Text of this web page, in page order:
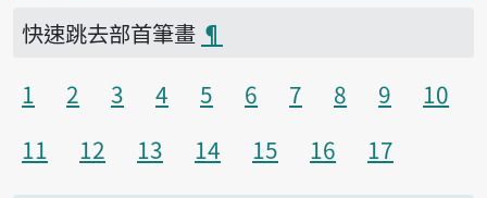
快速跳去部首筆畫 ¶
1
2 3 4 5 6 7 8 9
10
11
12 13 14 15 16 17